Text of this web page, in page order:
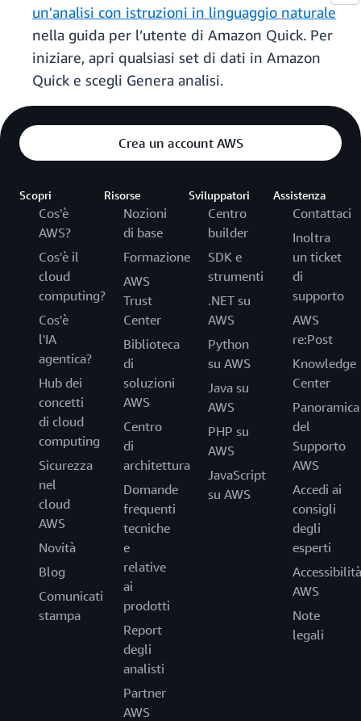
un'analisi con istruzioni in linguaggio naturale
nella guida per l’utente di Amazon Quick. Per
iniziare, apri qualsiasi set di dati in Amazon
Quick e scegli Genera analisi.
Crea un account AWS
Scopri
Cos'è
AWS?
Cos'è il
cloud
computing?
Cos'è
l'IA
agentica?
Hub dei
concetti
di cloud
computing
Sicurezza
nel
cloud
AWS
Novità
Blog
Comunicati
stampa
Risorse
Nozioni
di base
Formazione
AWS
Trust
Center
Biblioteca
di
soluzioni
AWS
Centro
di
architettura
Domande
frequenti
tecniche
e
relative
ai
prodotti
Report
degli
analisti
Partner
AWS
Sviluppatori
Centro
builder
SDK e
strumenti
.NET su
AWS
Python
su AWS
Java su
AWS
PHP su
AWS
JavaScript
su AWS
Assistenza
Contattaci
Inoltra
un ticket
di
supporto
AWS
re:Post
Knowledge
Center
Panoramica
del
Supporto
AWS
Accedi ai
consigli
degli
esperti
Accessibilità
AWS
Note
legali